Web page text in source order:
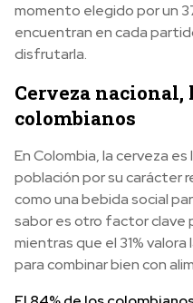
momento elegido por un
encuentran en cada
disfrutarla.
Cerveza
colombianos
En Colombia, la cerveza
población por su carácter
como una bebida social
sabor es otro factor clave
mientras que el 31%
para combinar bien con